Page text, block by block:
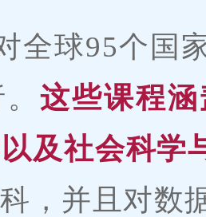
全球95个国
这些课程
及社会科学
，并且对数